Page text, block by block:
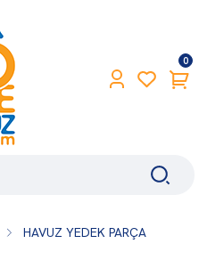
0
HAVUZ YEDEK PARÇA